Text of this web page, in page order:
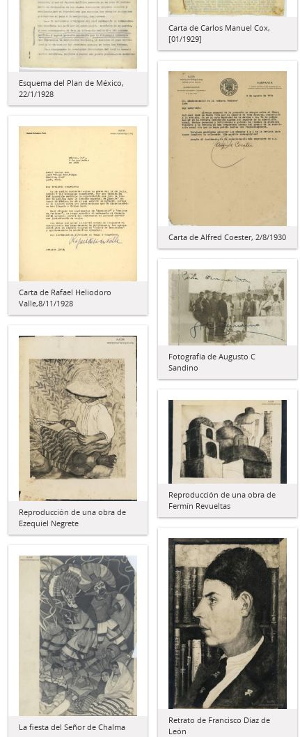
Carta de Carlos Manuel Cox,
[01/1929]
Esquema del Plan de México,
22/1/1928
Carta de Alfred Coester, 2/8/1930
Carta de Rafael Heliodoro
Valle,8/11/1928
Fotografía de Augusto C
Sandino
Reproducción de una obra de
Ezequiel Negrete
Reproducción de una obra de
Fermín Revueltas
Retrato de Francisco Díaz de
León
La fiesta del Señor de Chalma